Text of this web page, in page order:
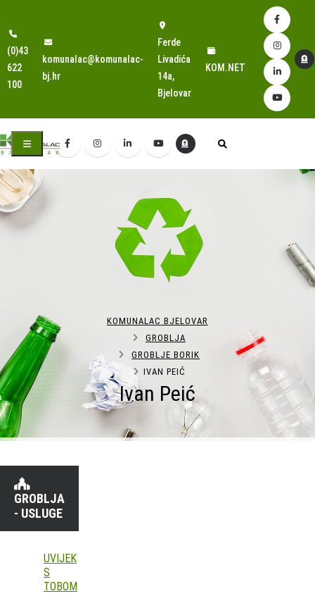
(0)43
622
100
komunalac@komunalac-
bj.hr
Ferde
Livadića
14a,
Bjelovar
KOM.NET
Ivan Peić
KOMUNALAC BJELOVAR
GROBLJA
GROBLJE BORIK
IVAN PEIĆ
GROBLJA
- USLUGE
UVIJEK
S
TOBOM